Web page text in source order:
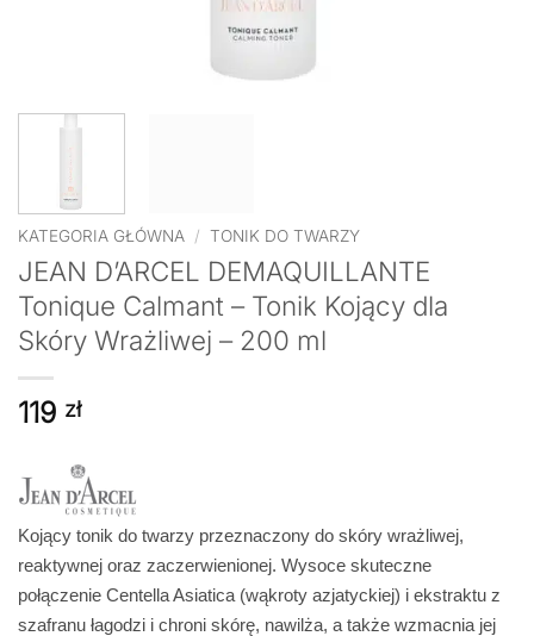
KATEGORIA GŁÓWNA / TONIK DO TWARZY
JEAN D’ARCEL DEMAQUILLANTE
Tonique Calmant – Tonik Kojący dla
Skóry Wrażliwej – 200 ml
119 zł
Kojący tonik do twarzy przeznaczony do skóry wrażliwej,
reaktywnej oraz zaczerwienionej. Wysoce skuteczne
połączenie Centella Asiatica (wąkroty azjatyckiej) i ekstraktu z
szafranu łagodzi i chroni skórę, nawilża, a także wzmacnia jej